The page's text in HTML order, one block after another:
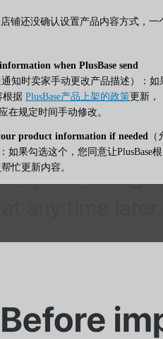
店铺还没确认设置产品内容方式，一
when PlusBase send
通知时卖家手动更改产品描述）：如
根据 PlusBase产品上架的政策更新，
在规定时间手动修改。
product information if needed
（
如果勾选这个，您同意让PlusBase根
帮忙更新内容。